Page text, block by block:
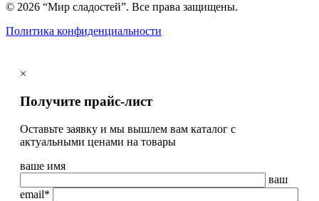
© 2026 “Мир сладостей”. Все права защищены.
Политика конфиденциальности
×
Получите прайс-лист
Оставьте заявку и мы вышлем вам каталог с
актуальными ценами на товары
ваше имя
ваш
email*